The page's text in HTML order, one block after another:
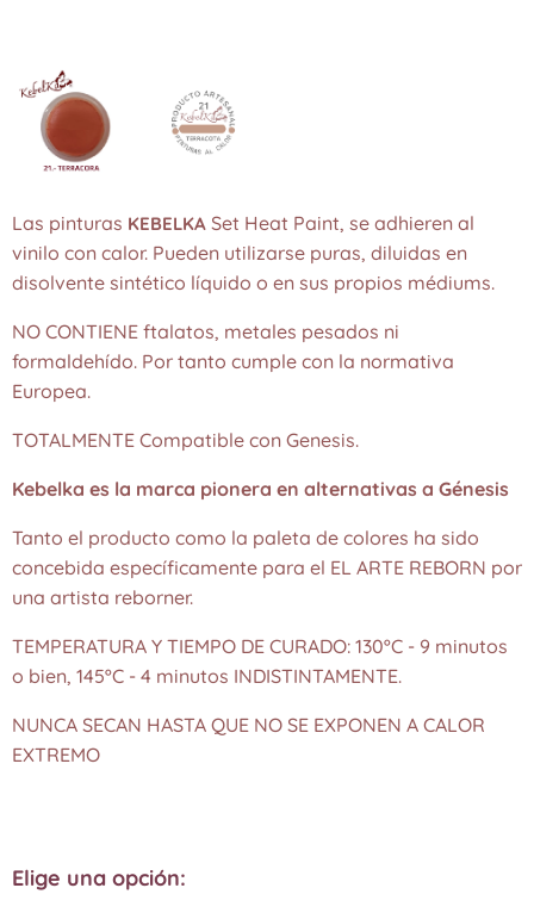
Las pinturas KEBELKA Set Heat Paint, se adhieren al
vinilo con calor. Pueden utilizarse puras, diluidas en
disolvente sintético líquido o en sus propios médiums.
NO CONTIENE ftalatos, metales pesados ni
formaldehído. Por tanto cumple con la normativa
Europea.
TOTALMENTE Compatible con Genesis.
Kebelka es la marca pionera en alternativas a Génesis
Tanto el producto como la paleta de colores ha sido
concebida específicamente para el EL ARTE REBORN por
una artista reborner.
TEMPERATURA Y TIEMPO DE CURADO: 130ºC - 9 minutos
o bien, 145ºC - 4 minutos INDISTINTAMENTE.
NUNCA SECAN HASTA QUE NO SE EXPONEN A CALOR
EXTREMO
Elige una opción: